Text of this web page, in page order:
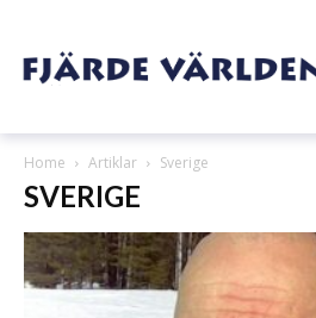
Home Artiklar Sverige
SVERIGE